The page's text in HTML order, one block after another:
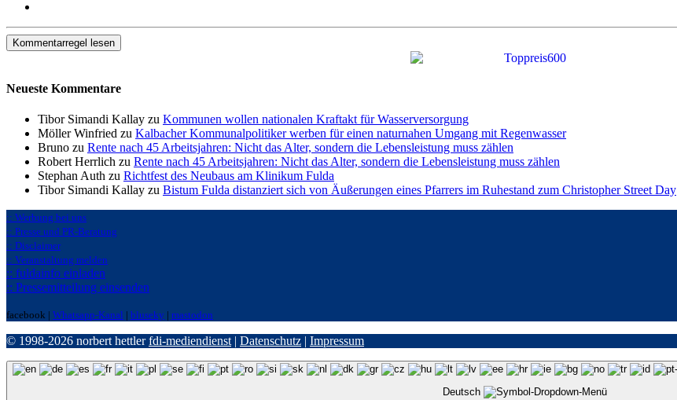
Kommentarregel lesen
Neueste Kommentare
Tibor Simandi Kallay zu Kommunen wollen nationalen Kraftakt für Wasserversorgung
Möller Winfried zu Kalbacher Kommunalpolitiker werben für einen naturnahen Umgang mit Regenwasser
Bruno zu Rente nach 45 Arbeitsjahren: Nicht das Alter, sondern die Lebensleistung muss zählen
Robert Herrlich zu Rente nach 45 Arbeitsjahren: Nicht das Alter, sondern die Lebensleistung muss zählen
Stephan Auth zu Richtfest des Neubaus am Klinikum Fulda
Tibor Simandi Kallay zu Bistum Fulda distanziert sich von Äußerungen eines Pfarrers im Ruhestand zum Christopher Street Day
:: Werbung bei uns
:: Presse und PR-Beratung
:: Disclaimer
:: Veranstaltung melden
:: fuldainfo einladen
:: Pressemitteilung einsenden
facebook | Whatsapp-Kanal | bluseky | mastodon
© 1998-2026 norbert hettlerfdi-mediendienst | Datenschutz | Impressum
Deutsch